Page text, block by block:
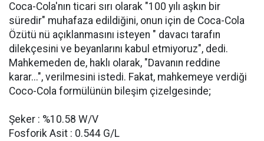
Coca-Cola'nın ticari sırı olarak "100 yılı aşkın bir
süredir" muhafaza edildiğini, onun için de Coca-Cola
Özütü nü açıklanmasını isteyen " davacı tarafın
dilekçesini ve beyanlarını kabul etmiyoruz", dedi.
Mahkemeden de, haklı olarak, "Davanın reddine
karar...", verilmesini istedi. Fakat, mahkemeye verdiği
Coco-Cola formülünün bileşim çizelgesinde;
Şeker : %10.58 W/V
Fosforik Asit : 0.544 G/L